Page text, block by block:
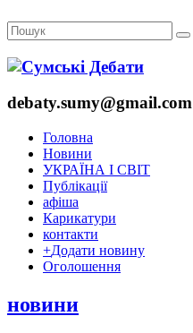
debaty.sumy@gmail.com
Головна
Новини
УКРАЇНА І СВІТ
Публікації
афіша
Карикатури
контакти
+Додати новину
Оголошення
новини